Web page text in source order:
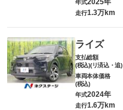
年式2025年
走行1.3万km
ライズ
支払総額
(税込)(リ済込・追)
車両本体価格
(税込)
年式2024年
走行1.6万km